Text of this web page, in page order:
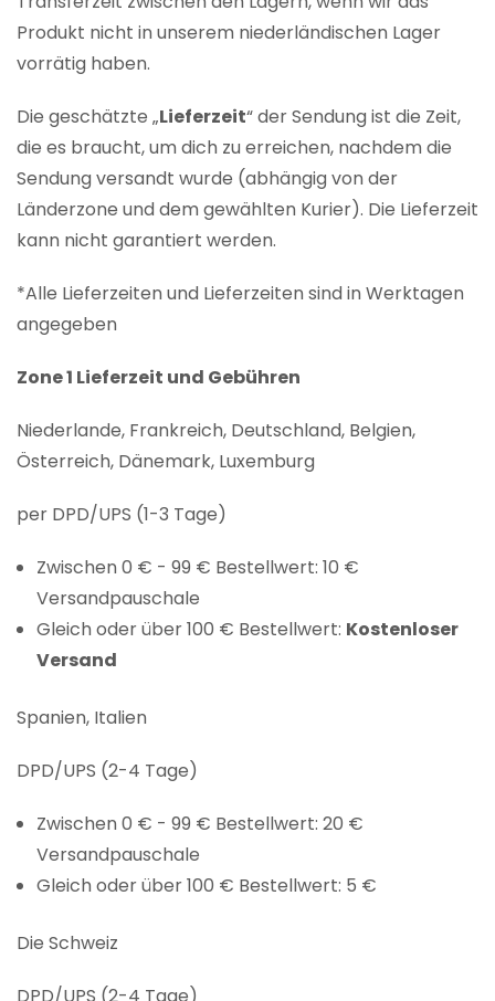
Produkt nicht in unserem niederländischen Lager
vorrätig haben.
Die geschätzte „Lieferzeit“ der Sendung ist die Zeit,
die es braucht, um dich zu erreichen, nachdem die
Sendung versandt wurde (abhängig von der
Länderzone und dem gewählten Kurier). Die Lieferzeit
kann nicht garantiert werden.
*Alle Lieferzeiten und Lieferzeiten sind in Werktagen
angegeben
Zone 1 Lieferzeit und Gebühren
Niederlande, Frankreich, Deutschland, Belgien,
Österreich, Dänemark, Luxemburg
per DPD/UPS (1-3 Tage)
Zwischen 0 € - 99 € Bestellwert: 10 €
Versandpauschale
Gleich oder über 100 € Bestellwert: Kostenloser
Versand
Spanien, Italien
DPD/UPS (2-4 Tage)
Zwischen 0 € - 99 € Bestellwert: 20 €
Versandpauschale
Gleich oder über 100 € Bestellwert: 5 €
Die Schweiz
DPD/UPS (2-4 Tage)